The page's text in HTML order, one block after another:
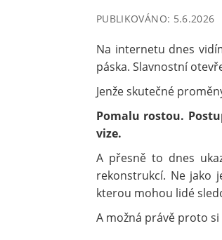
PUBLIKOVÁNO: 5.6.2026
Na internetu dnes
páska. Slavnostní
Jenže skutečné
Pomalu rostou.
vize.
A přesně to dnes
rekonstrukcí. Ne jako
kterou mohou lidé
A možná právě proto